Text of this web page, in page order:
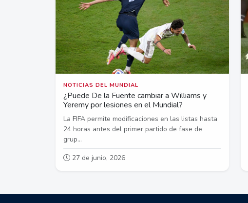
NOTICIAS DEL MUNDIAL
¿Puede De la Fuente cambiar a Williams y
Yeremy por lesiones en el Mundial?
La FIFA permite modificaciones en las listas hasta
24 horas antes del primer partido de fase de
grup...
27 de junio, 2026